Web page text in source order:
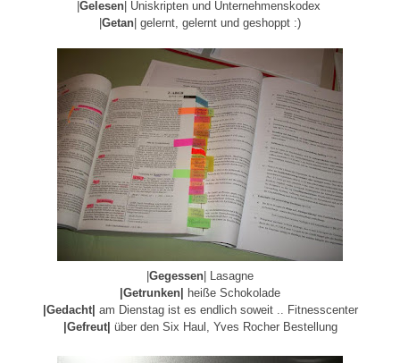
|Gelesen| Uniskripten und Unternehmenskodex
|Getan| gelernt, gelernt und geshoppt :)
|Gegessen| Lasagne
|Getrunken| heiße Schokolade
|Gedacht| am Dienstag ist es endlich soweit .. Fitnesscenter
|Gefreut| über den Six Haul, Yves Rocher Bestellung